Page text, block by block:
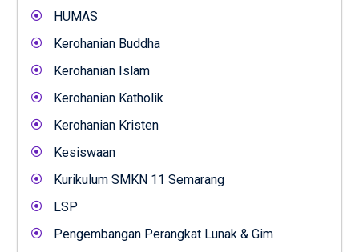
HUMAS
Kerohanian Buddha
Kerohanian Islam
Kerohanian Katholik
Kerohanian Kristen
Kesiswaan
Kurikulum SMKN 11 Semarang
LSP
Pengembangan Perangkat Lunak & Gim